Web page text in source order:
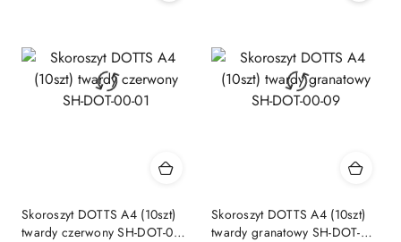
Skoroszyt DOTTS A4 (10szt)
twardy czerwony SH-DOT-00-
Skoroszyt DOTTS A4 (10szt)
twardy granatowy SH-DOT-00-